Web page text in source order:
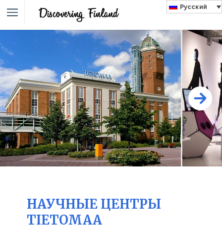
Русский
НАУЧНЫЕ ЦЕНТРЫ
TIETOMAA